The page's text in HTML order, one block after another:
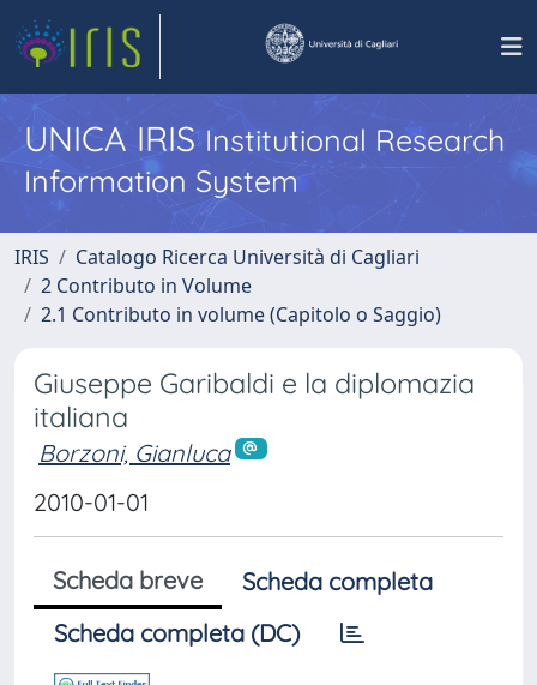
UNICA IRISInstitutional Research
Information System
IRIS
Catalogo Ricerca Università di Cagliari
2 Contributo in Volume
2.1 Contributo in volume (Capitolo o Saggio)
Giuseppe Garibaldi e la diplomazia
italiana
Borzoni, Gianluca
2010-01-01
Scheda breve
Scheda completa
Scheda completa (DC)